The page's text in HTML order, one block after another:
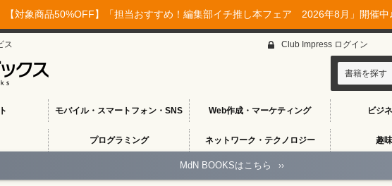
【対象商品50%OFF】「担当おすすめ！編集部イチ推し本フェア 2026年8月」開催中
ス
モバイル・スマートフォン・SNS Web作成・マーケティング ビジ
プログラミング ネットワーク・テクノロジー 趣
Club Impress ログイン
書籍を探す
MdN BOOKSはこちら ››